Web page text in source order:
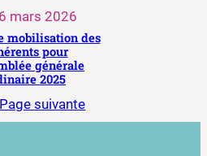
mars 2026
mobilisation des
pour
générale
2025
Page suivante